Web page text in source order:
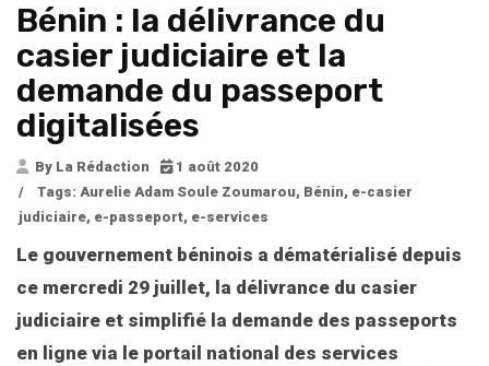
Bénin : la délivrance du
casier judiciaire et la
demande du passeport
digitalisées
By La Rédaction
1 août 2020
/
Tags: Aurelie Adam Soule Zoumarou, Bénin, e-casier
judiciaire, e-passeport, e-services
Le gouvernement béninois a dématérialisé depuis
ce mercredi 29 juillet, la délivrance du casier
judiciaire et simplifié la demande des passeports
en ligne via le portail national des services